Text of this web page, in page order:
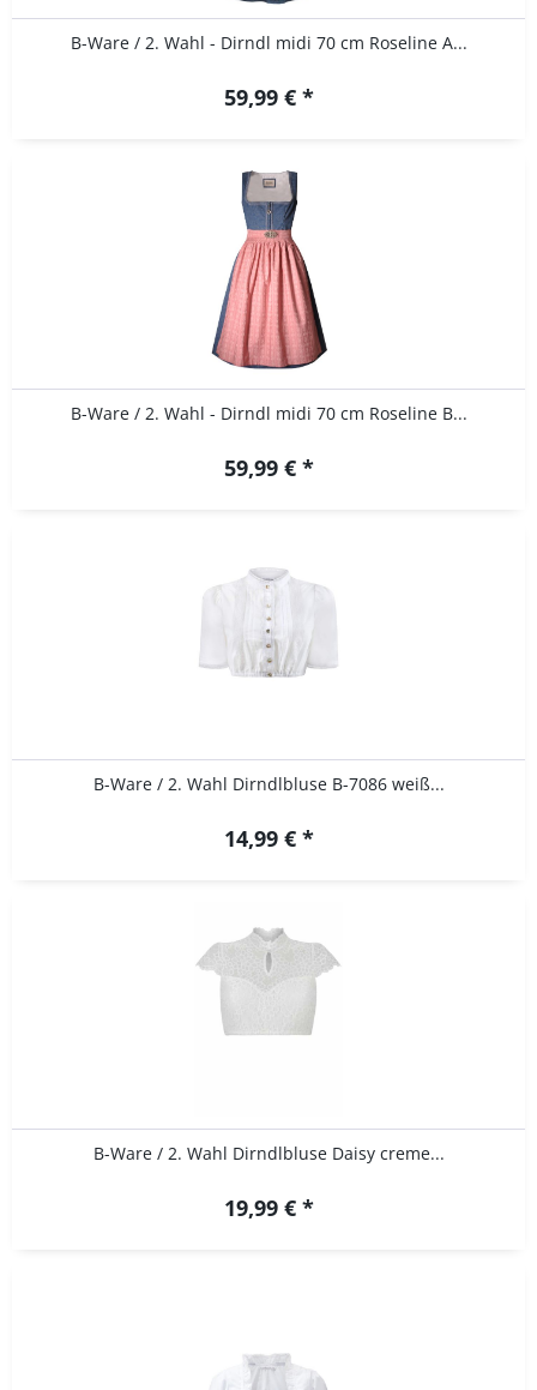
B-Ware / 2. Wahl - Dirndl midi 70 cm Roseline A...
59,99 € *
B-Ware / 2. Wahl - Dirndl midi 70 cm Roseline B...
59,99 € *
B-Ware / 2. Wahl Dirndlbluse B-7086 weiß...
14,99 € *
B-Ware / 2. Wahl Dirndlbluse Daisy creme...
19,99 € *